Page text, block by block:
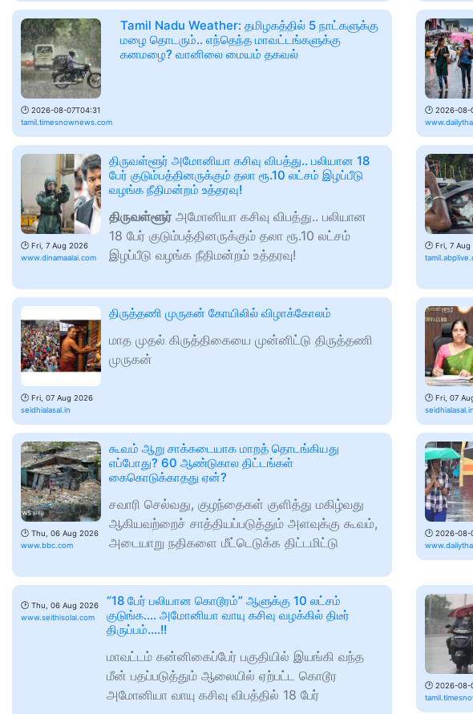
🕑 2026-08-07T04:31
tamil.timesnownews.com
Tamil Nadu Weather: தமிழகத்தில் 5 நாட்களுக்கு
மழை தொடரும்.. எந்தெந்த மாவட்டங்களுக்கு
கனமழை? வானிலை மையம் தகவல்
🕑 2026-08-
🕑 Fri, 7 Aug 2026
www.dinamaalai.com
திருவள்ளூர் அமோனியா கசிவு விபத்து.. பலியான 18
பேர் குடும்பத்தினருக்கும் தலா ரூ.10 லட்சம் இழப்பீடு
வழங்க நீதிமன்றம் உத்தரவு!
திருவள்ளூர்அமோனியா கசிவு விபத்து.. பலியான
18 பேர் குடும்பத்தினருக்கும் தலா ரூ.10 லட்சம்
இழப்பீடு வழங்க நீதிமன்றம் உத்தரவு!
🕑 Fri, 7 Aug
🕑 Fri, 07 Aug 2026
seidhialasal.in
திருத்தணி முருகன் கோயிலில் விழாக்கோலம்
மாத முதல் கிருத்திகையை முன்னிட்டு திருத்தணி
முருகன்
🕑 Fri, 07
seidhialasal.in
🕑 Thu, 06 Aug 2026
www.bbc.com
கூவம் ஆறு சாக்கடையாக மாறத் தொடங்கியது
எப்போது? 60 ஆண்டுகால திட்டங்கள்
கைகொடுக்காதது ஏன்?
சவாரி செல்வது, குழந்தைகள் குளித்து மகிழ்வது
ஆகியவற்றைச் சாத்தியப்படுத்தும் அளவுக்கு கூவம்,
அடையாறு நதிகளை மீட்டெடுக்க திட்டமிட்டு
🕑 2026-08-
🕑 Thu, 06 Aug 2026
www.seithisolai.com
“18 பேர் பலியான கொடூரம்” ஆளுக்கு 10 லட்சம்
குடுங்க…. அமோனியா வாயு கசிவு வழக்கில் திடீர்
திருப்பம்….!!
மாவட்டம் கன்னிகைப்பேர் பகுதியில் இயங்கி வந்த
மீன் பதப்படுத்தும் ஆலையில் ஏற்பட்ட கொடூர
அமோனியா வாயு கசிவு விபத்தில் 18 பேர்
🕑 2026-08-